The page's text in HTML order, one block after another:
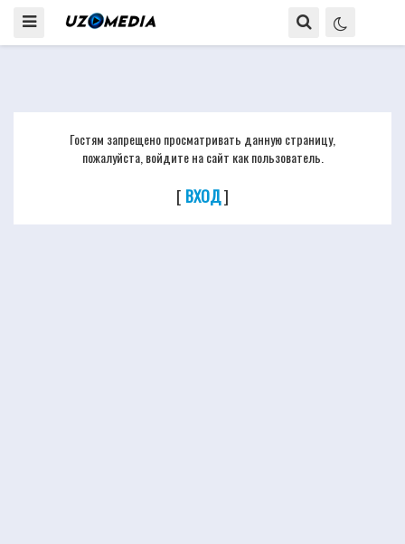
Гостям запрещено просматривать данную страницу,
пожалуйста, войдите на сайт как пользователь.
[ ВХОД]